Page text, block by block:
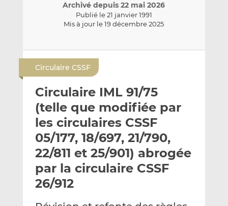
Archivé depuis 22 mai 2026
Publié le 21 janvier 1991
Mis à jour le 19 décembre 2025
y
e
r
p
a
r
m
a
g
e
r
s
u
L
g
e
r
s
u
r
F
Circulaire CSSF
Circulaire IML 91/75
(telle que modifiée par
les circulaires CSSF
05/177, 18/697, 21/790,
22/811 et 25/901) abrogée
par la circulaire CSSF
26/912